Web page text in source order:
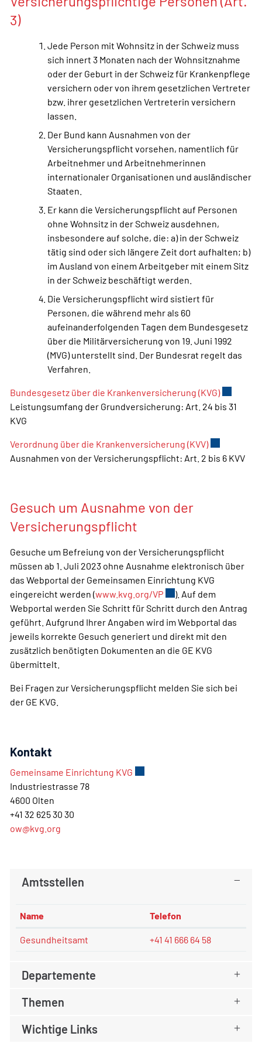
3)
Jede Person mit Wohnsitz in der Schweiz muss
sich innert 3 Monaten nach der Wohnsitznahme
oder der Geburt in der Schweiz für Krankenpflege
versichern oder von ihrem gesetzlichen Vertreter
bzw. ihrer gesetzlichen Vertreterin versichern
lassen.
Der Bund kann Ausnahmen von der
Versicherungspflicht vorsehen, namentlich für
Arbeitnehmer und Arbeitnehmerinnen
internationaler Organisationen und ausländischer
Staaten.
Er kann die Versicherungspflicht auf Personen
ohne Wohnsitz in der Schweiz ausdehnen,
insbesondere auf solche, die: a) in der Schweiz
tätig sind oder sich längere Zeit dort aufhalten; b)
im Ausland von einem Arbeitgeber mit einem Sitz
in der Schweiz beschäftigt werden.
Die Versicherungspflicht wird sistiert für
Personen, die während mehr als 60
aufeinanderfolgenden Tagen dem Bundesgesetz
über die Militärversicherung von 19. Juni 1992
(MVG) unterstellt sind. Der Bundesrat regelt das
Verfahren.
Bundesgesetz über die Krankenversicherung (KVG)Externer
Leistungsumfang der Grundversicherung: Art. 24 bis 31
KVG
Verordnung über die Krankenversicherung (KVV)Externer
Ausnahmen von der Versicherungspflicht: Art. 2 bis 6 KVV
Gesuch um Ausnahme von der
Versicherungspflicht
Gesuche um Befreiung von der Versicherungspflicht
müssen ab 1. Juli 2023 ohne Ausnahme elektronisch über
das Webportal der Gemeinsamen Einrichtung KVG
eingereicht werden (www.kvg.org/VP Externer Link wird in
). Auf dem
Webportal werden Sie Schritt für Schritt durch den Antrag
geführt. Aufgrund Ihrer Angaben wird im Webportal das
jeweils korrekte Gesuch generiert und direkt mit den
zusätzlich benötigten Dokumenten an die GE KVG
übermittelt.
Bei Fragen zur Versicherungspflicht melden Sie sich bei
der GE KVG.
Kontakt
Gemeinsame Einrichtung KVG
Industriestrasse 78
4600 Olten
+41 32 625 30 30
ow@kvg.org
Amtsstellen
Name Telefon
Gesundheitsamt +41 41 666 64 58
Departemente
Themen
Wichtige Links